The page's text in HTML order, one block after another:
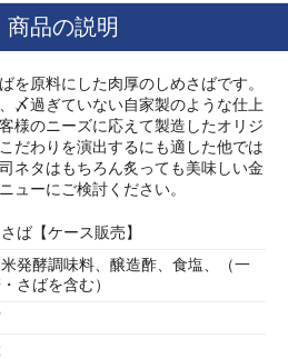
商品の説明
を原料にした肉厚のしめさばです。
〆過ぎていない自家製のような仕上
様のニーズに応えて製造したオリジ
だわりを演出するにも適した他では
ネタはもちろん炙っても美味しい金
ューにご検討ください。
ば【ケース販売】
発酵調味料、醸造酢、食塩、（一
さばを含む）